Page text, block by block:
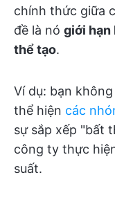
chính thức giữa
đề là nó giới hạn
thể tạo.
Ví dụ: bạn
thể hiện các
sự sắp xếp "bất
công ty thực
suất.